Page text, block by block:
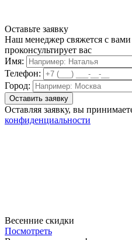
Оставьте заявку
Наш менеджер свяжется с
проконсультирует вас
Имя:
Телефон:
Город:
Оставляя заявку, вы
конфиденциальности
Весенние скидки
Посмотреть